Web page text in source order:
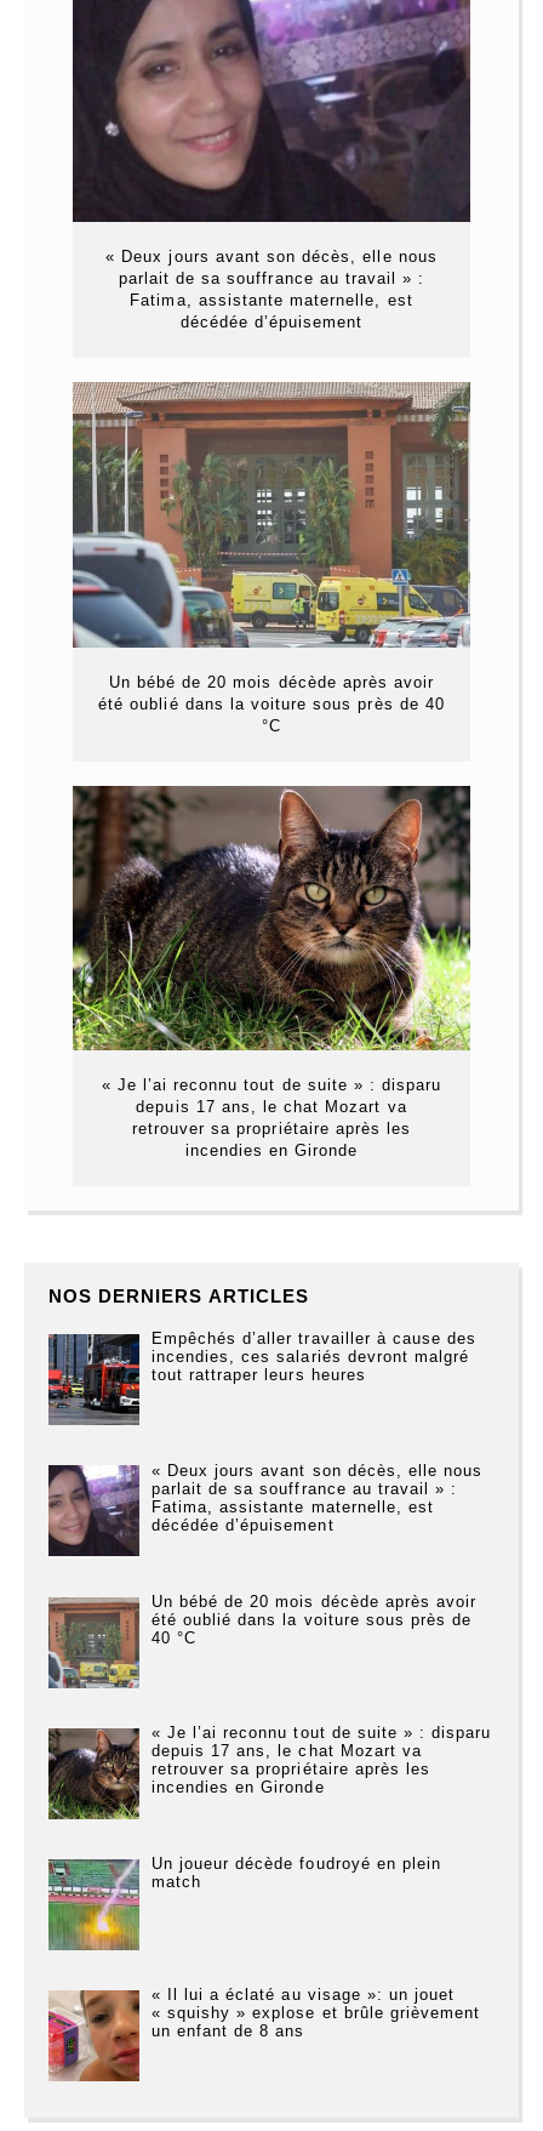
« Deux jours avant son décès, elle nous
parlait de sa souffrance au travail » :
Fatima, assistante maternelle, est
décédée d’épuisement
Un bébé de 20 mois décède après avoir
été oublié dans la voiture sous près de 40
°C
« Je l’ai reconnu tout de suite » : disparu
depuis 17 ans, le chat Mozart va
retrouver sa propriétaire après les
incendies en Gironde
NOS DERNIERS ARTICLES
Empêchés d’aller travailler à cause des
incendies, ces salariés devront malgré
tout rattraper leurs heures
« Deux jours avant son décès, elle nous
parlait de sa souffrance au travail » :
Fatima, assistante maternelle, est
décédée d’épuisement
Un bébé de 20 mois décède après avoir
été oublié dans la voiture sous près de
40 °C
« Je l’ai reconnu tout de suite » : disparu
depuis 17 ans, le chat Mozart va
retrouver sa propriétaire après les
incendies en Gironde
Un joueur décède foudroyé en plein
match
« Il lui a éclaté au visage »: un jouet
« squishy » explose et brûle grièvement
un enfant de 8 ans